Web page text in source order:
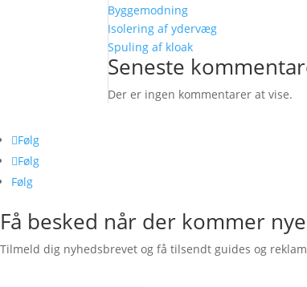
Byggemodning
Isolering af ydervæg
Spuling af kloak
Seneste
Der er ingen kommentarer at vise.
Følg
Følg
Følg
Få besked når der kommer
Tilmeld dig nyhedsbrevet og få tilsendt guides og